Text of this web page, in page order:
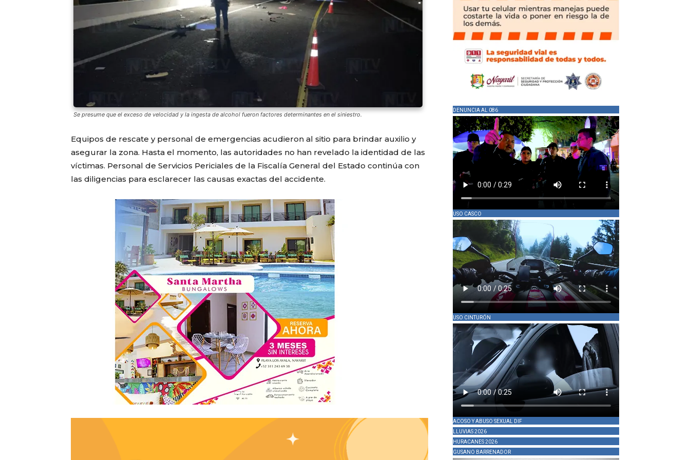
Se presume que el exceso de velocidad y la ingesta de alcohol fueron factores determinantes en el siniestro.
Equipos de rescate y personal de emergencias acudieron al sitio para brindar auxilio y
asegurar la zona. Hasta el momento, las autoridades no han revelado la identidad de las
víctimas. Personal de Servicios Periciales de la Fiscalía General del Estado continúa con
las diligencias para esclarecer las causas exactas del accidente.
DENUNCIA AL 086
USO CASCO
USO CINTURÓN
ACOSO Y ABUSO SEXUAL DIF
LLUVIAS 2026
HURACANES 2026
GUSANO BARRENADOR